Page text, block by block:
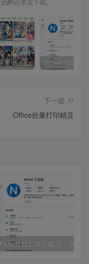
醉还来花下眠。
Kazumi番剧采集v1.6.9：支持自定义规则+在线观看+弹幕，跨平台下载
下一篇
Office批量打印精灵
Fluent M3U8下载器，支持